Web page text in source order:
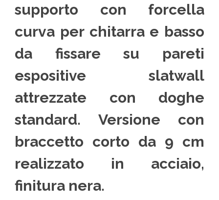
supporto con forcella
curva per chitarra e basso
da fissare su pareti
espositive slatwall
attrezzate con doghe
standard. Versione con
braccetto corto da 9 cm
realizzato in acciaio,
finitura nera.